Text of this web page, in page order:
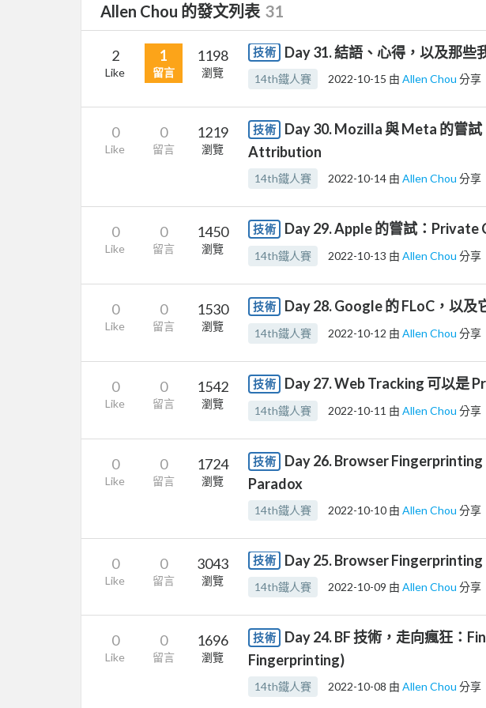
Allen Chou 的發文列表 31
2
Like
1
留言
1198
瀏覽
技術 Day 31. 結語、心得，以及那些
14th鐵人賽 2022-10-15 由 Allen Chou 分享
0
Like
0
留言
1219
瀏覽
技術
Day 30. Mozilla 與 Meta 的嘗
Attribution
14th鐵人賽 2022-10-14 由 Allen Chou 分享
0
Like
0
留言
1450
瀏覽
技術 Day 29. Apple 的嘗試：Private
14th鐵人賽 2022-10-13 由 Allen Chou 分享
0
Like
0
留言
1530
瀏覽
技術 Day 28. Google 的 FLoC，以及
14th鐵人賽 2022-10-12 由 Allen Chou 分享
0
Like
0
留言
1542
瀏覽
技術 Day 27. Web Tracking 可以是
14th鐵人賽 2022-10-11 由 Allen Chou 分享
0
Like
0
留言
1724
瀏覽
技術
Day 26. Browser
Paradox
14th鐵人賽 2022-10-10 由 Allen Chou 分享
0
Like
0
留言
3043
瀏覽
技術 Day 25. Browser Fingerprinting
14th鐵人賽 2022-10-09 由 Allen Chou 分享
0
Like
0
留言
1696
瀏覽
技術
Day 24. BF 技術，走向瘋狂：
Fingerprinting)
14th鐵人賽 2022-10-08 由 Allen Chou 分享